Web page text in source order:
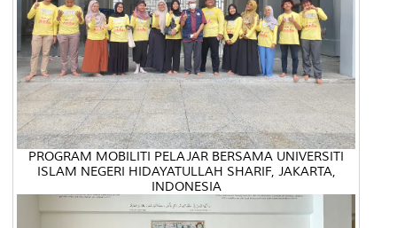
PROGRAM MOBILITI PELAJAR BERSAMA UNIVERSITI
ISLAM NEGERI HIDAYATULLAH SHARIF, JAKARTA,
INDONESIA